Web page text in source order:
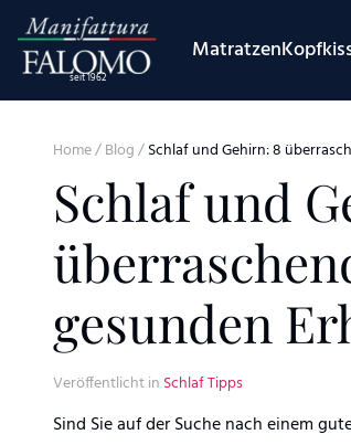
Skip to content
seit 1962
Matratzen
Home/Blog/Schlaf und Gehirn: 8
Schlaf und
gesunden
Veröffentlicht in Schlaf Tipps
Sind Sie auf der Suche nach einem